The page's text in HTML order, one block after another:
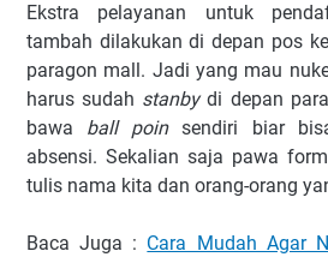
Ekstra pelayanan untuk
tambah dilakukan di depan pos
paragon mall. Jadi yang mau
harus sudah stanbydi depan
bawa ball poinsendiri biar
absensi. Sekalian saja pawa
tulis nama kita dan orang-orang
Baca Juga : Cara Mudah Agar